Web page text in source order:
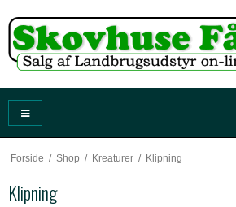
Forside / Shop / Kreaturer / Klipning
Klipning